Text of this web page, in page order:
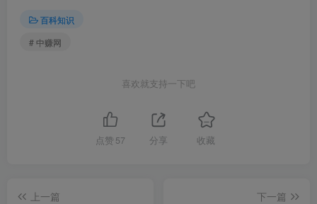
百科知识
# 中赚网
喜欢就支持一下吧
点赞 57 分享 收藏
上一篇
下一篇